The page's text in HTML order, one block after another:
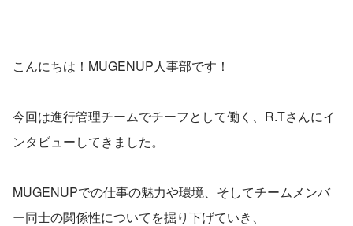
こんにちは！MUGENUP人事部です！
今回は進行管理チームでチーフとして働く、R.Tさんにイ
ンタビューしてきました。
MUGENUPでの仕事の魅力や環境、そしてチームメンバ
ー同士の関係性についてを掘り下げていき、